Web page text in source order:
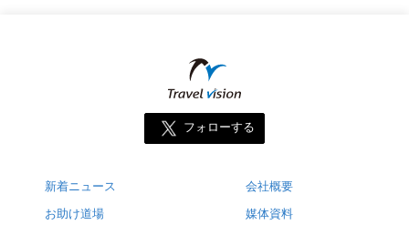
フォローする
新着ニュース
お助け道場
会社概要
媒体資料